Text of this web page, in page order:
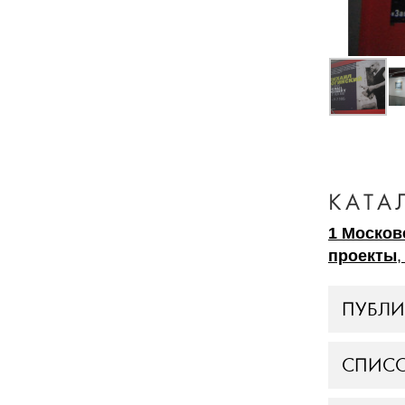
1
проекты